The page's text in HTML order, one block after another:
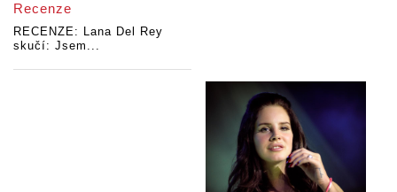
Recenze
RECENZE: Lana Del Rey
skučí: Jsem...